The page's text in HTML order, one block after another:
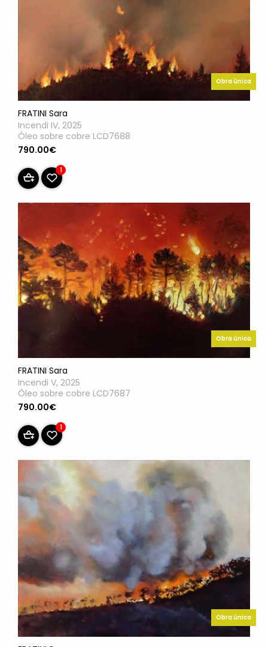
Obra única
FRATINI Sara
Incendi IV, 2025
Óleo sobre cobre LCD7688
790.00€
1
Obra única
FRATINI Sara
Incendi V, 2025
Óleo sobre cobre LCD7687
790.00€
1
Obra única